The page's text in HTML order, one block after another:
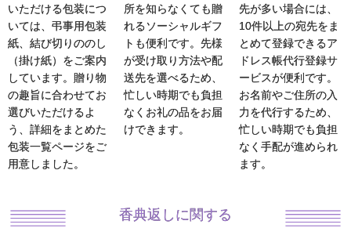
いただける包装につ
いては、弔事用包装
紙、結び切りののし
（掛け紙）をご案内
しています。贈り物
の趣旨に合わせてお
選びいただけるよ
う、詳細をまとめた
包装一覧ページをご
用意しました。
所を知らなくても贈
れるソーシャルギフ
トも便利です。先様
が受け取り方法や配
送先を選べるため、
忙しい時期でも負担
なくお礼の品をお届
けできます。
先が多い場合には、
10件以上の宛先をま
とめて登録できるア
ドレス帳代行登録サ
ービスが便利です。
お名前やご住所の入
力を代行するため、
忙しい時期でも負担
なく手配が進められ
ます。
香典返しに関する